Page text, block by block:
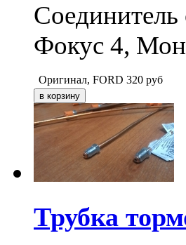
Фокус 4,
Оригинал, FORD 320 руб
Трубка